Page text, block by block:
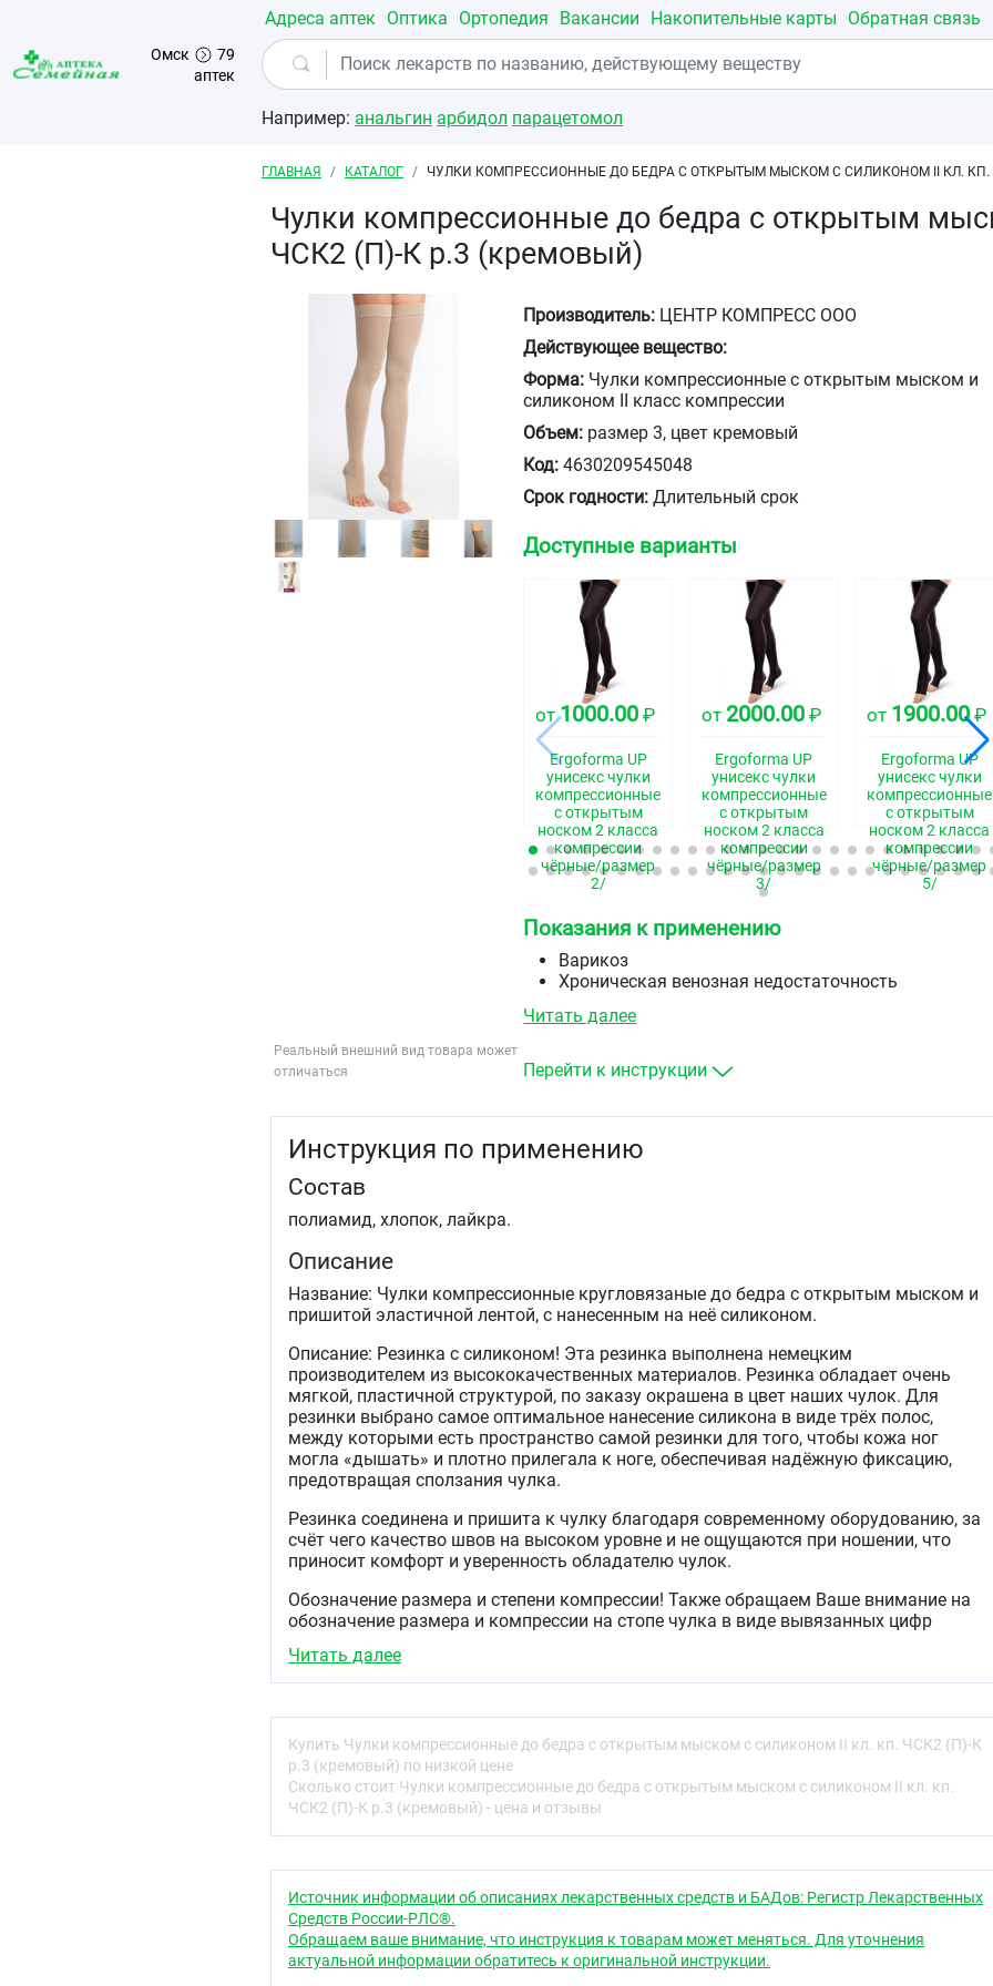
Перейти к основному содержанию
Омск
79
аптек
Адреса аптек Оптика Ортопедия Вакансии Накопительные карты Обратная связь
Например: анальгин арбидол парацетомол
Строка навигации
ГЛАВНАЯ КАТАЛОГ ЧУЛКИ КОМПРЕССИОННЫЕ ДО БЕДРА С ОТКРЫТЫМ МЫСКОМ С СИЛИКОНОМ II КЛ. КП.
Чулки компрессионные до бедра с открытым
ЧСК2 (П)-К р.3 (кремовый)
Реальный внешний вид товара может
отличаться
Производитель: ЦЕНТР КОМПРЕСС ООО
Действующее вещество:
Форма: Чулки компрессионные с открытым мыском и
силиконом II класс компрессии
Объем: размер 3, цвет кремовый
Код: 4630209545048
Срок годности: Длительный срок
Доступные варианты
от1000.00 ₽
Ergoforma UP
унисекс чулки
компрессионные
с открытым
носком 2 класса
компрессии
чёрные/размер
2/
от 2000.00₽
Ergoforma UP
унисекс чулки
компрессионные
с открытым
носком 2 класса
компрессии
чёрные/размер
3/
от 1900.00₽
Ergoforma UP
унисекс чулки
компрессионные
с открытым
носком 2 класса
компрессии
чёрные/размер
5/
Показания к применению
Варикоз
Хроническая венозная недостаточность
Профилактики заболеваний вен.
Читать далее
Перейти к инструкции
Инструкция по применению
Состав
полиамид, хлопок, лайкра.
Описание
Название: Чулки компрессионные кругловязаные до бедра с открытым мыском и
пришитой эластичной лентой, с нанесенным на неё силиконом.
Описание: Резинка с силиконом! Эта резинка выполнена немецким
производителем из высококачественных материалов. Резинка обладает очень
мягкой, пластичной структурой, по заказу окрашена в цвет наших чулок. Для
резинки выбрано самое оптимальное нанесение силикона в виде трёх полос,
между которыми есть пространство самой резинки для того, чтобы кожа ног
могла «дышать» и плотно прилегала к ноге, обеспечивая надёжную фиксацию,
предотвращая сползания чулка.
Резинка соединена и пришита к чулку благодаря современному оборудованию, за
счёт чего качество швов на высоком уровне и не ощущаются при ношении, что
приносит комфорт и уверенность обладателю чулок.
Обозначение размера и степени компрессии! Также обращаем Ваше внимание на
обозначение размера и компрессии на стопе чулка в виде вывязанных цифр
Открытый мысок! Открытый мысок на чулках облегчает уход за кожными
состоянием кожных покровов стоп во время операций.
Закрытая пятка! Пятка на чулке вывязана по форме, мягкая и прочная, что
необходимо при эксплуатации.
Чулки универсальные, подходят как мужчинам, так и женщинам.
Показания
Варикоз
Хроническая венозная недостаточность
Тромбофлебит
Профилактики заболеваний вен.
Читать далее
Купить Чулки компрессионные до бедра с открытым мыском с силиконом II кл. кп. ЧСК2 (П)-К
р.3 (кремовый) по низкой цене
Сколько стоит Чулки компрессионные до бедра с открытым мыском с силиконом II кл. кп.
ЧСК2 (П)-К р.3 (кремовый) - цена и отзывы
Источник информации об описаниях лекарственных средств и БАДов: Регистр Лекарственных
Средств России-РЛС®.
Обращаем ваше внимание, что инструкция к товарам может меняться. Для уточнения
актуальной информации обратитесь к оригинальной инструкции.